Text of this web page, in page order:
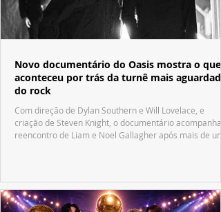
Novo documentário do Oasis mostra o que
aconteceu por trás da turnê mais aguardada
do rock
Com direção de Dylan Southern e Will Lovelace, e
criação de Steven Knight, o documentário acompanha
reencontro de Liam e Noel Gallagher após mais de